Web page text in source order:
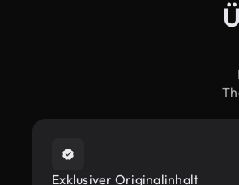
Exklusiver Originalinhalt